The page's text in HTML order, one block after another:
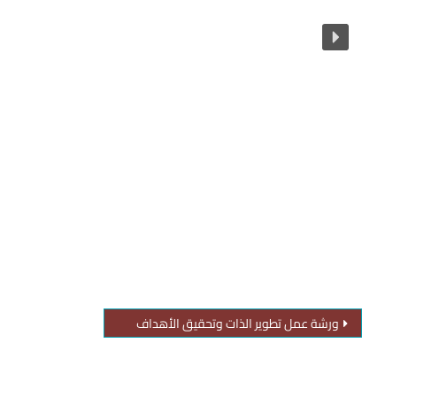
ورشة عمل تطوير الذات وتحقيق الأهداف